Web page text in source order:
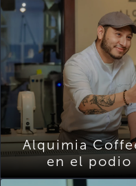
Alquimia
en el podio